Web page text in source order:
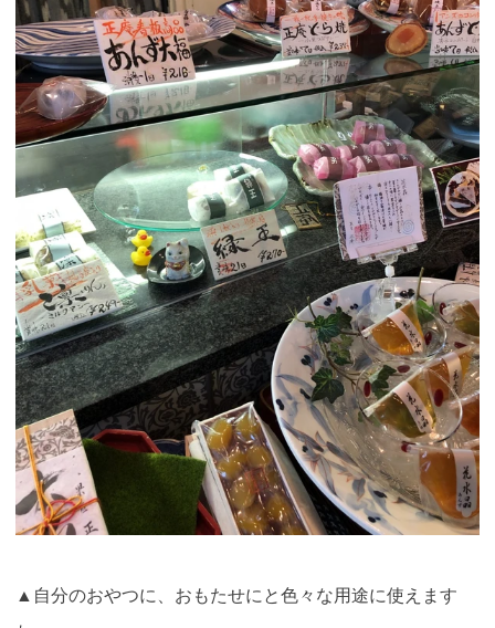
▲自分のおやつに、おもたせにと色々な用途に使えます